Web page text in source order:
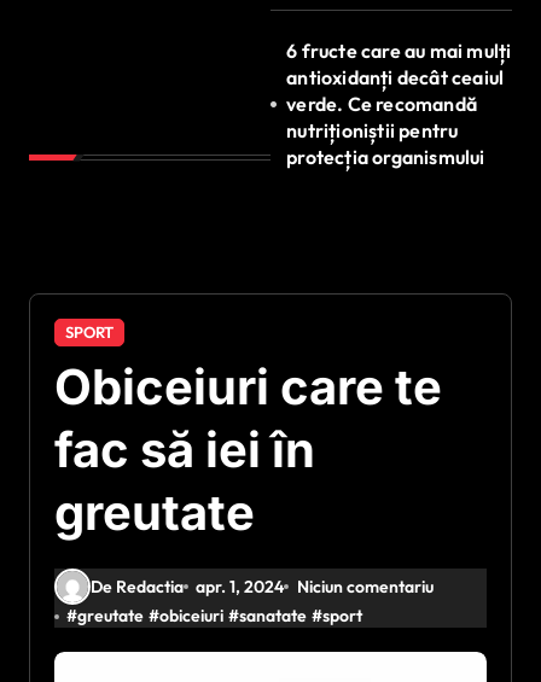
6 fructe care au mai mulți
antioxidanți decât ceaiul
verde. Ce recomandă
nutriționiștii pentru
protecția organismului
SPORT
Obiceiuri care te
fac să iei în
greutate
De Redactia apr. 1, 2024
Niciun comentariu
#greutate #obiceiuri #sanatate #sport